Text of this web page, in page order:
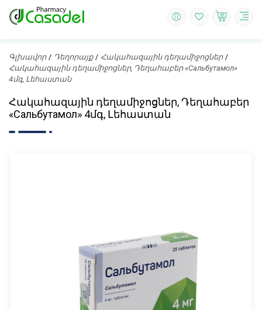
Գլխավոր Դեղորայք
Հակահազային դեղամիջոցներ
Հակահազային դեղամիջոցներ, Դեղահաբեր «Сальбутамол»
4մգ, Լեհաստան
Հակահազային դեղամիջոցներ, Դեղահաբեր
«Сальбутамол» 4մգ, Լեհաստան